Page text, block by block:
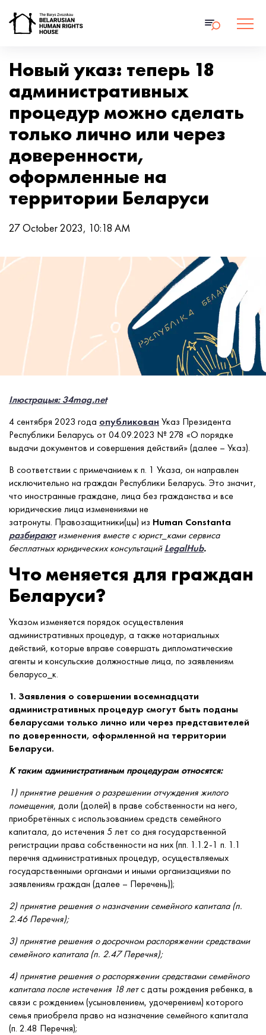
Новый указ: теперь 18
административных
процедур можно сделать
только лично или через
доверенности,
оформленные на
территории Беларуси
27 October 2023, 10:18 AM
Ілюстрацыя: 34mag.net
4 сентября 2023 года опубликован Указ Президента
Республики Беларусь от 04.09.2023 № 278 «О порядке
выдачи документов и совершения действий» (далее – Указ).
В соответствии с примечанием к п. 1 Указа, он направлен
исключительно на граждан Республики Беларусь. Это значит,
что иностранные граждане, лица без гражданства и все
юридические лица изменениями не
затронуты. Правозащитники(цы) из Human Constanta
разбираютизменения вместе с юрист_ками сервиса
бесплатных юридических консультацийLegalHub.
​Что меняется для граждан
Беларуси?
Указом изменяется порядок осуществления
административных процедур, а также нотариальных
действий, которые вправе совершать дипломатические
агенты и консульские должностные лица, по заявлениям
беларусо_к.
1. Заявления о совершении восемнадцати
административных процедур смогут быть поданы
беларусами только лично или через представителей
по доверенности, оформленной на территории
Беларуси.
К таким административным процедурам относятся:
1) принятие решения о разрешении отчуждения жилого
помещения, доли (долей) в праве собственности на него,
приобретённых с использованием средств семейного
капитала, до истечения 5 лет со дня государственной
регистрации права собственности на них (пп. 1.1.2-1 п. 1.1
перечня административных процедур, осуществляемых
государственными органами и иными организациями по
заявлениям граждан (далее – Перечень));
2) принятие решения о назначении семейного капитала (п.
2.46 Перечня);
3) принятие решения о досрочном распоряжении средствами
семейного капитала (п. 2.47 Перечня);
4) принятие решения о распоряжении средствами семейного
капитала после истечения 18 летс даты рождения ребенка, в
связи с рождением (усыновлением, удочерением) которого
семья приобрела право на назначение семейного капитала
(п. 2.48 Перечня);